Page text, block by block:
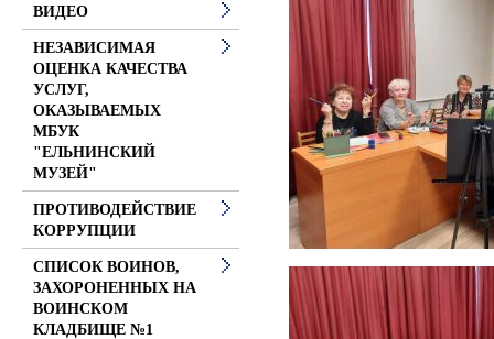
ВИДЕО
НЕЗАВИСИМАЯ
ОЦЕНКА КАЧЕСТВА
УСЛУГ,
ОКАЗЫВАЕМЫХ
МБУК
"ЕЛЬНИНСКИЙ
МУЗЕЙ"
ПРОТИВОДЕЙСТВИЕ
КОРРУПЦИИ
СПИСОК ВОИНОВ,
ЗАХОРОНЕННЫХ НА
ВОИНСКОМ
КЛАДБИЩЕ №1